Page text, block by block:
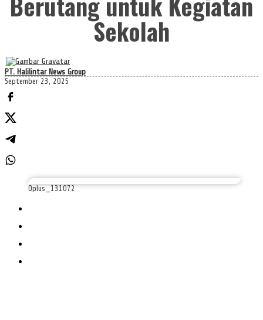
Sekolah
PT. Halilintar News Group
September 23, 2025
Oplus_131072